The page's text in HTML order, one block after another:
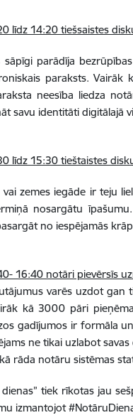
līdz 14:20 tiešsaistes
sāpīgi parādīja
paraksts.
neesība liedza
savu identitāti digitālajā
līdz 15:30 tieštaistes
vai zemes iegāde ir teju
nosargātu
no iespējamās
16:40 notāri pievērsīs
varēs uzdot gan
kā 3000 pāri
gadījumos ir formāla
ne tikai uzlabot
rāda notāru sistēmas
dienas” tiek rīkotas jau
izmantojot